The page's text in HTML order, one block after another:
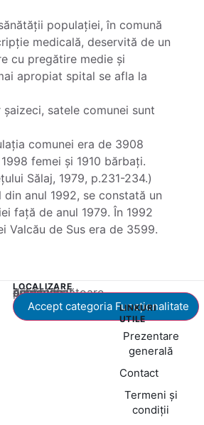
populației, în comună
medicală, deservită de un
cu pregătire medie și
apropiat spital se afla la
satele comunei sunt
comunei era de 3908
femei și 1910 bărbați.
Sălaj, 1979, p.231-234.)
din anul 1992, se constată un
față de anul 1979. În 1992
Valcău de Sus era de 3599.
LOCALIZARE
Acest conținut este blocat până când acceptați categoria corespunzătoare de cookie-uri.
Accept categoria Funcționalitate
LINKURI
UTILE
Prezentare
generală
Contact
Termeni și
condiții